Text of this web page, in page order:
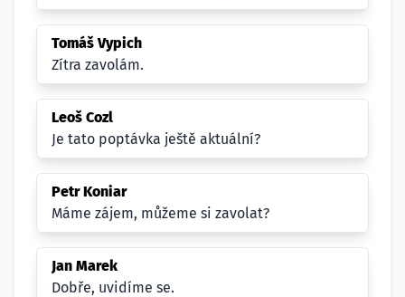
Tomáš Vypich
Zítra zavolám.
Leoš Cozl
Je tato poptávka ještě aktuální?
Petr Koniar
Máme zájem, můžeme si zavolat?
Jan Marek
Dobře, uvidíme se.